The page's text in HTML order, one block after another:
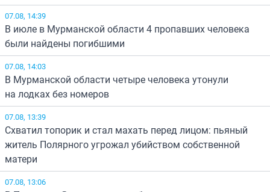
07.08, 14:39
В июле в Мурманской области 4 пропавших человека
были найдены погибшими
07.08, 14:03
В Мурманской области четыре человека утонули
на лодках без номеров
07.08, 13:39
Схватил топорик и стал махать перед лицом: пьяный
житель Полярного угрожал убийством собственной
матери
07.08, 13:06